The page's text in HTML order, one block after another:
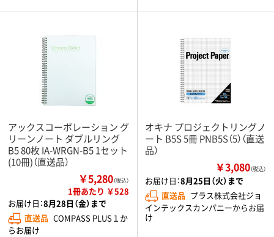
アックスコーポレーション グ
リーンノート ダブルリング
B5 80枚 IA-WRGN-B5 1セット
(10冊)（直送品）
￥5,280（税込）
1冊あたり ￥528
お届け日：8月28日（金）まで
直送品 COMPASS PLUS１か
らお届け
オキナ プロジェクトリングノ
ート B5S 5冊 PNB5S（5）（直送
品）
￥3,080（税込）
お届け日：8月25日（火）まで
直送品 プラス株式会社ジョ
インテックスカンパニーからお届
け